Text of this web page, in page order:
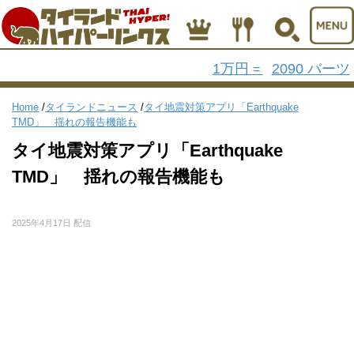
1万円 = 2090 バーツ
Home /タイランドニュース /タイ地震対策アプリ「Earthquake
TMD」 揺れの報告機能も
タイ地震対策アプリ「Earthquake
TMD」 揺れの報告機能も
2025年4月17日 配信